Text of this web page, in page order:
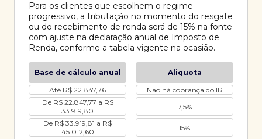
Para os clientes que escolhem o regime
progressivo, a tributação no momento do resgate
ou do recebimento de renda será de 15% na fonte
com ajuste na declaração anual de Imposto de
Renda, conforme a tabela vigente na ocasião.
Base de cálculo anual
Aliquota
Até R$ 22.847,76
Não há cobrança do IR
De R$ 22.847,77 a R$
33.919,80
7,5%
De R$ 33.919,81 a R$
45.012,60
15%